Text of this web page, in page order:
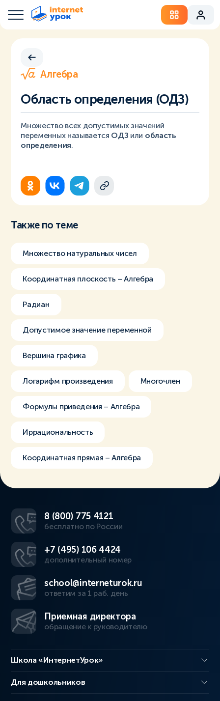
Алгебра
Область определения (ОДЗ)
Множество всех допустимых значений
переменных называется ОДЗ или область
определения.
Также по теме
Множество натуральных чисел
Координатная плоскость – Алгебра
Радиан
Допустимое значение переменной
Вершина графика
Логарифм произведения Многочлен
Формулы приведения – Алгебра
Иррациональность
Координатная прямая – Алгебра
8 (800) 775 4121
бесплатно по России
+7 (495) 106 4424
дополнительный номер
school@interneturok.ru
ответим за 1 раб. день
Приемная директора
обращение к руководителю
Школа «ИнтернетУрок»
Для дошкольников